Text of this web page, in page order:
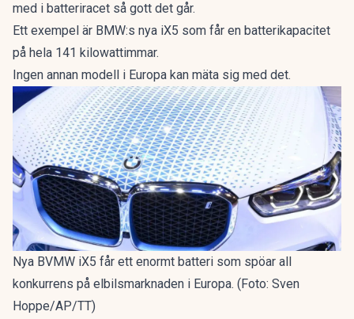
med i batteriracet så gott det går.
Ett exempel är BMW:s nya iX5 som får en batterikapacitet
på hela 141 kilowattimmar.
Ingen annan modell i Europa kan mäta sig med det.
Nya BVMW iX5 får ett enormt batteri som spöar all
konkurrens på elbilsmarknaden i Europa. (Foto: Sven
Hoppe/AP/TT)